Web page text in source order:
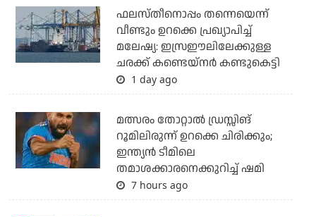
ഫലസ്തീനൊപ്പം തന്നെയെന്ന്
വീണ്ടും ഉറക്കെ പ്രഖ്യാപിച്ച്
മലേഷ്യ: ഇസ്രഈലിലേക്കുള്ള
ചരക്ക് കണ്ടെയ്‌നര്‍ കണ്ടുകെട്ടി
1 day ago
മത്സരം തോറ്റാല്‍ ഡ്രസ്സിങ്
റൂമിലിരുന്ന് ഉറക്കെ ചിരിക്കും;
ഇന്ത്യന്‍ ടീമിലെ
തമാശക്കാരനെക്കുറിച്ച് ഷമി
7 hours ago